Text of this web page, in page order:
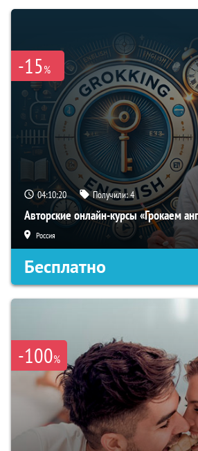
-15%
04:10:19 Получили:4
Авторские онлайн-курсы «Грокаем
Россия
Бесплатно
-100%